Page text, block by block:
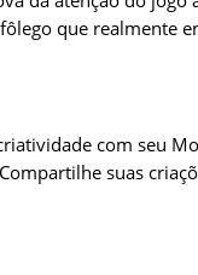
que realmente
com seu
suas